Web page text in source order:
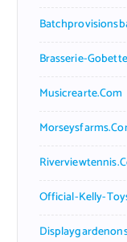
Brasserie-
Musicrearte.com
Official-Kelly-